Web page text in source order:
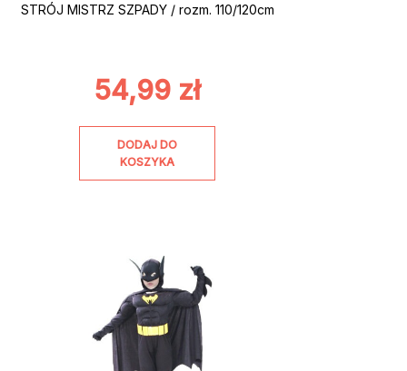
STRÓJ MISTRZ SZPADY / rozm. 110/120cm
54,99 zł
DODAJ DO
KOSZYKA